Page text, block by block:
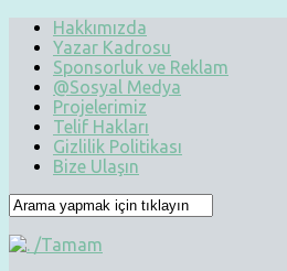
Hakkımızda
Yazar Kadrosu
Sponsorluk ve Reklam
@Sosyal Medya
Projelerimiz
Telif Hakları
Gizlilik Politikası
Bize Ulaşın